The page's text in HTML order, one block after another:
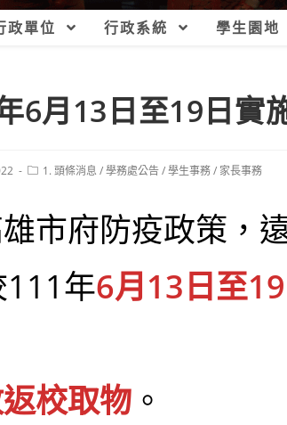
政單位 行政系統 學生園地
6月13日至19日實
Post1. 頭條消息 /學務處公告/學生事務/ 家長事務
市府防疫政策，
年6月13日至
校取物 。